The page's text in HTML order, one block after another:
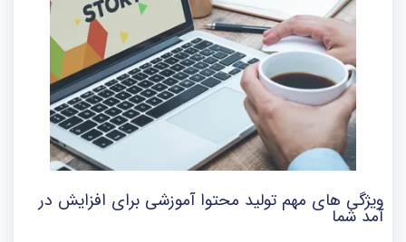
ویژگی های مهم تولید محتوا آموزشی برای افزایش در
آمد شما